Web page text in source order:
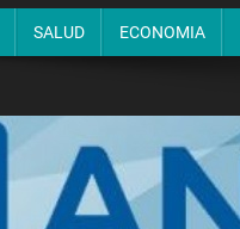
SALUD ECONOMIA